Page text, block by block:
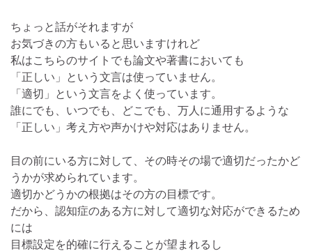
ちょっと話がそれますが
お気づきの方もいると思いますけれど
私はこちらのサイトでも論文や著書においても
「正しい」という文言は使っていません。
「適切」という文言をよく使っています。
誰にでも、いつでも、どこでも、万人に通用するような
「正しい」考え方や声かけや対応はありません。
目の前にいる方に対して、その時その場で適切だったかど
うかが求められています。
適切かどうかの根拠はその方の目標です。
だから、認知症のある方に対して適切な対応ができるため
には
目標設定を的確に行えることが望まれるし